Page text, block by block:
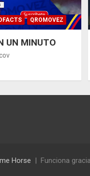
QROMOVEZ
UN MINUTO
Horse Funciona